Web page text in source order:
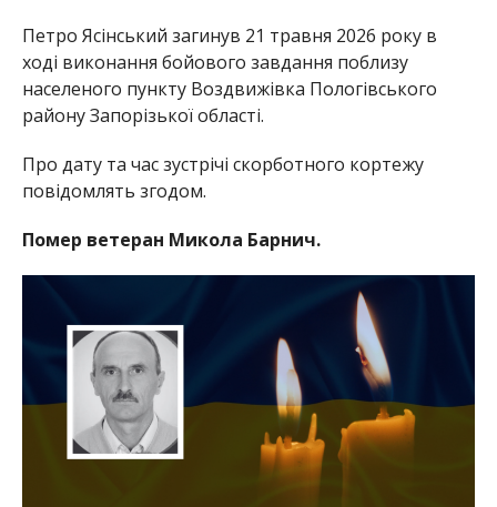
Петро Ясінський загинув 21 травня 2026 року в
ході виконання бойового завдання поблизу
населеного пункту Воздвижівка Пологівського
району Запорізької області.
Про дату та час зустрічі скорботного кортежу
повідомлять згодом.
Помер ветеран Микола Барнич.